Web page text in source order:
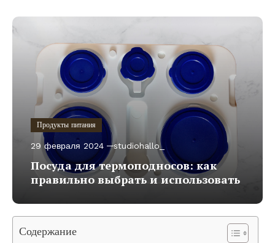
Продукты питания
29 февраля 2024 studiohallo_
Посуда для термоподносов: как
правильно выбрать и использовать
Содержание